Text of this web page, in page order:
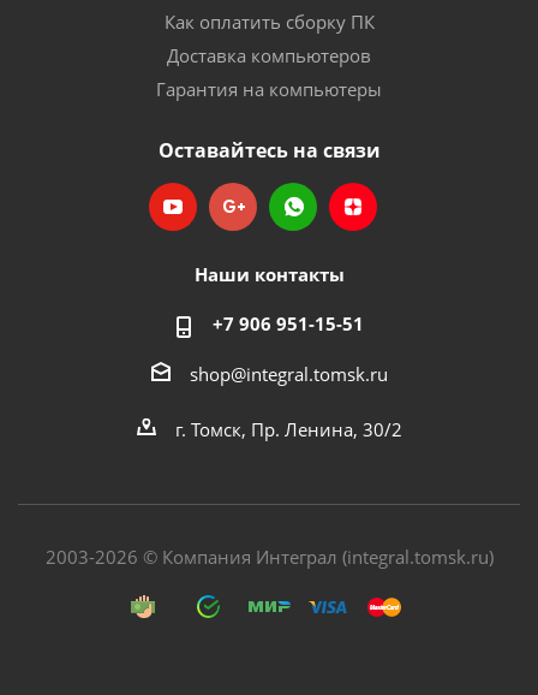
Как оплатить сборку ПК
Доставка компьютеров
Гарантия на компьютеры
Оставайтесь на связи
Наши контакты
+7 906 951-15-51
shop@integral.tomsk.ru
г. Томск, Пр. Ленина, 30/2
2003-2026 © Компания Интеграл (integral.tomsk.ru)